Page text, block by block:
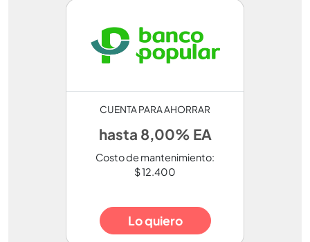
CUENTA PARA AHORRAR
hasta 8,00% EA
Costo de mantenimiento:
$ 12.400
Lo quiero